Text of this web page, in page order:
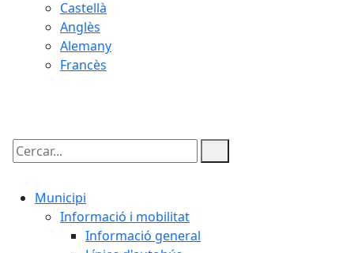
Castellà
Anglès
Alemany
Francès
Cercar:
Municipi
Informació i mobilitat
Informació general